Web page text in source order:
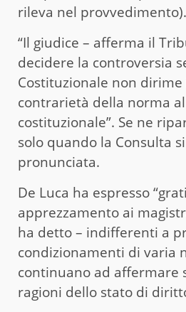
rileva nel provvedimento).
“Il giudice – afferma il
decidere la controversia
Costituzionale non
contrarietà della norma
costituzionale”. Se ne
solo quando la Consulta
pronunciata.
De Luca ha espresso
apprezzamento ai
ha detto – indifferenti a
condizionamenti di varia
continuano ad affermare
ragioni dello stato di